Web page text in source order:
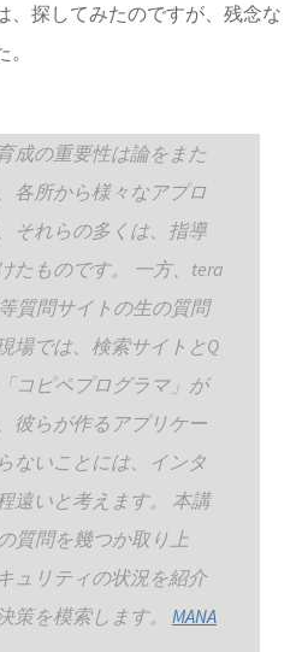
、探してみたのですが、残念な
成の重要性は論をまた
各所から様々なアプロ
それらの多くは、指導
たものです。 一方、tera
質問サイトの生の質問
場では、検索サイトとQ
コピペプログラマ」が
彼らが作るアプリケー
ないことには、インタ
遠いと考えます。 本講
質問を幾つか取り上
ュリティの状況を紹介
策を模索します。 MANA